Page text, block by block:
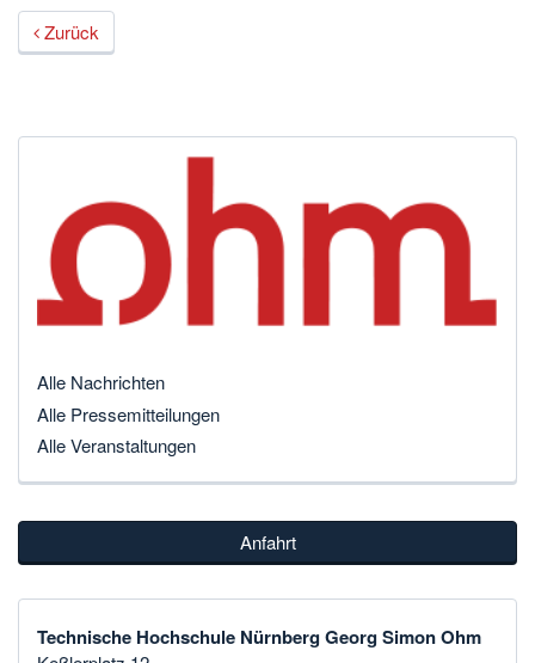
Zurück
Alle Nachrichten
Alle Pressemitteilungen
Alle Veranstaltungen
Anfahrt
Technische Hochschule Nürnberg Georg Simon Ohm